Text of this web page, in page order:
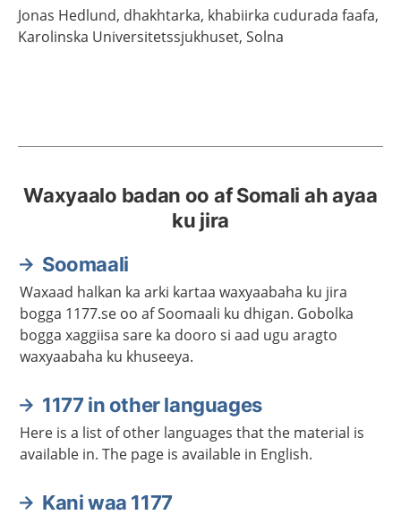
Jonas Hedlund, dhakhtarka, khabiirka cudurada faafa,
Karolinska Universitetssjukhuset, Solna
Waxyaalo badan oo af Somali ah ayaa
ku jira
Soomaali
Waxaad halkan ka arki kartaa waxyaabaha ku jira
bogga 1177.se oo af Soomaali ku dhigan. Gobolka
bogga xaggiisa sare ka dooro si aad ugu aragto
waxyaabaha ku khuseeya.
1177 in other languages
Here is a list of other languages that the material is
available in. The page is available in English.
Kani waa 1177